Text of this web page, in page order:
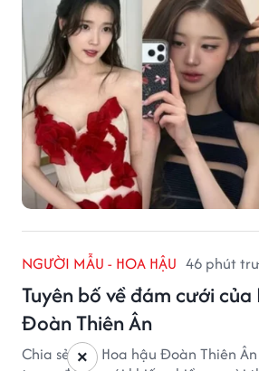
NGƯỜI MẪU - HOA HẬU 46 phút
Tuyên bố về đám cưới của
Đoàn Thiên Ân
Chia sẻ của Hoa hậu Đoàn Thiên
×